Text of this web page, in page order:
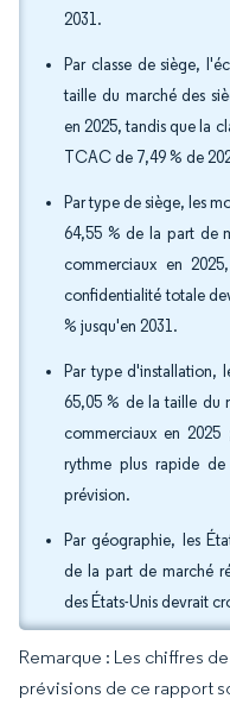
2031.
Par classe de siège,
taille du marché des
en 2025, tandis que la
TCAC de 7,49 % de
Par type de siège, les
64,55 % de la part de
commerciaux en
confidentialité totale
% jusqu'en 2031.
Par type d'installation,
65,05 % de la taille du
commerciaux en
rythme plus rapide
prévision.
Par géographie, les
de la part de marché
des États-Unis devrait
Remarque : Les chiffres
prévisions de ce rapport